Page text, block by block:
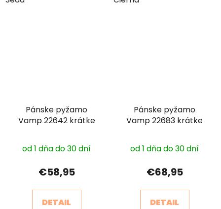
Pánske pyžamo
Vamp 22642 krátke
od 1 dňa do 30 dní
€58,95
DETAIL
Pánske pyžamo
Vamp 22683 krátke
od 1 dňa do 30 dní
€68,95
DETAIL